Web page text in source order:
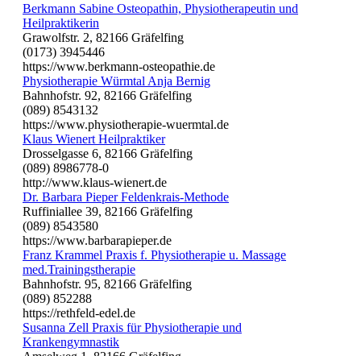
Berkmann Sabine Osteopathin, Physiotherapeutin und
Heilpraktikerin
Grawolfstr. 2, 82166 Gräfelfing
(0173) 3945446
https://www.berkmann-osteopathie.de
Physiotherapie Würmtal Anja Bernig
Bahnhofstr. 92, 82166 Gräfelfing
(089) 8543132
https://www.physiotherapie-wuermtal.de
Klaus Wienert Heilpraktiker
Drosselgasse 6, 82166 Gräfelfing
(089) 8986778-0
http://www.klaus-wienert.de
Dr. Barbara Pieper Feldenkrais-Methode
Ruffiniallee 39, 82166 Gräfelfing
(089) 8543580
https://www.barbarapieper.de
Franz Krammel Praxis f. Physiotherapie u. Massage
med.Trainingstherapie
Bahnhofstr. 95, 82166 Gräfelfing
(089) 852288
https://rethfeld-edel.de
Susanna Zell Praxis für Physiotherapie und
Krankengymnastik